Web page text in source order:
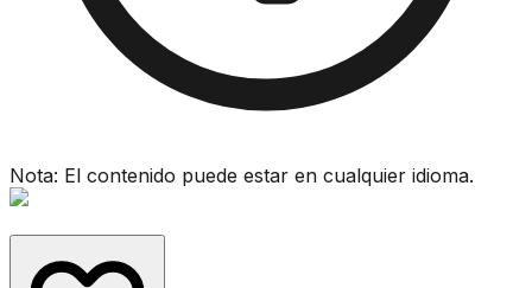
Nota: El contenido puede estar en cualquier idioma.